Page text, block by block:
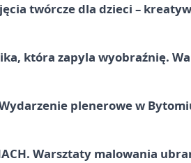
twórcze dla dzieci –
która zapyla wyobraźnię.
Wydarzenie plenerowe w
Warsztaty malowania